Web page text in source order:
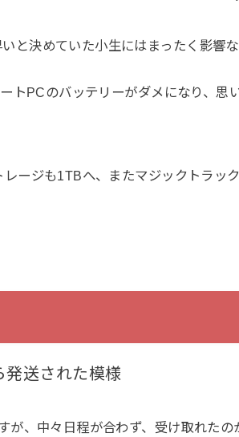
と決めていた小生にはまったく影響
トPCのバッテリーがダメになり、思
レージも1TBへ、またマジックトラッ
発送された模様
が、中々日程が合わず、受け取れたの